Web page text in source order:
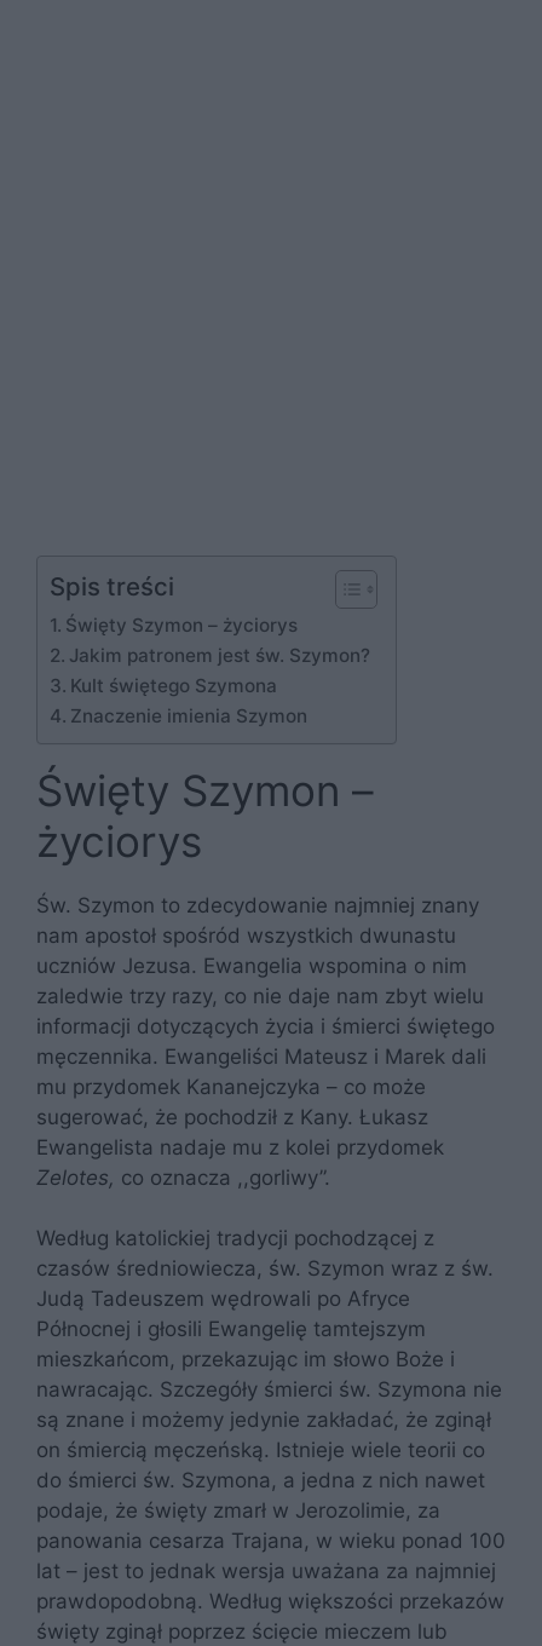
Spis treści
Święty Szymon – życiorys
Jakim patronem jest św. Szymon?
Kult świętego Szymona
Znaczenie imienia Szymon
Święty Szymon –
życiorys
Św. Szymon to zdecydowanie najmniej znany
nam apostoł spośród wszystkich dwunastu
uczniów Jezusa. Ewangelia wspomina o nim
zaledwie trzy razy, co nie daje nam zbyt wielu
informacji dotyczących życia i śmierci świętego
męczennika. Ewangeliści Mateusz i Marek dali
mu przydomek Kananejczyka – co może
sugerować, że pochodził z Kany. Łukasz
Ewangelista nadaje mu z kolei przydomek
Zelotes, co oznacza ,,gorliwy”.
Według katolickiej tradycji pochodzącej z
czasów średniowiecza, św. Szymon wraz z św.
Judą Tadeuszem wędrowali po Afryce
Północnej i głosili Ewangelię tamtejszym
mieszkańcom, przekazując im słowo Boże i
nawracając. Szczegóły śmierci św. Szymona nie
są znane i możemy jedynie zakładać, że zginął
on śmiercią męczeńską. Istnieje wiele teorii co
do śmierci św. Szymona, a jedna z nich nawet
podaje, że święty zmarł w Jerozolimie, za
panowania cesarza Trajana, w wieku ponad 100
lat – jest to jednak wersja uważana za najmniej
prawdopodobną. Według większości przekazów
święty zginął poprzez ścięcie mieczem lub